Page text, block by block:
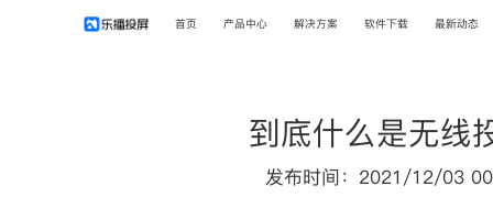
首页 产品中心 解决方案 软件下载 最新动态
到底什么是无线
发布时间：2021/12/03